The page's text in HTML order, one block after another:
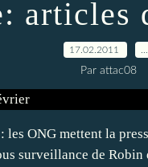
articles
17.02.2011
Par attac08
les ONG mettent la
surveillance de